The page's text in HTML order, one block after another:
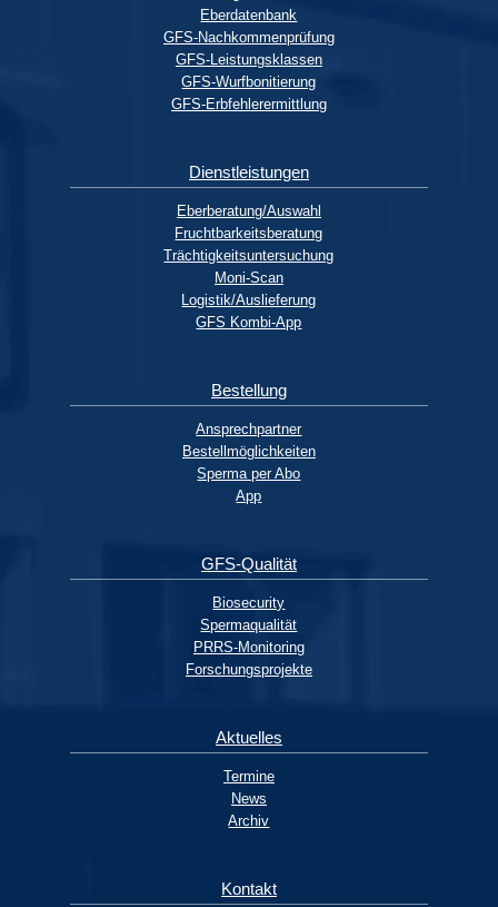
Eberdatenbank
GFS-Nachkommenprüfung
GFS-Leistungsklassen
GFS-Wurfbonitierung
GFS-Erbfehlerermittlung
Dienstleistungen
Eberberatung/Auswahl
Fruchtbarkeitsberatung
Trächtigkeitsuntersuchung
Moni-Scan
Logistik/Auslieferung
GFS Kombi-App
Bestellung
Ansprechpartner
Bestellmöglichkeiten
Sperma per Abo
App
GFS-Qualität
Biosecurity
Spermaqualität
PRRS-Monitoring
Forschungsprojekte
Aktuelles
Termine
News
Archiv
Kontakt